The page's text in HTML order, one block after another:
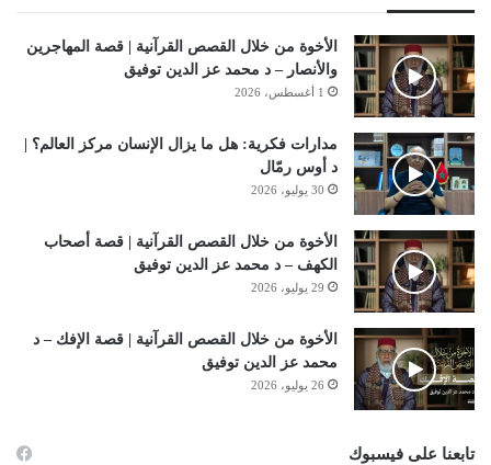
الأخوة من خلال القصص القرآنية | قصة المهاجرين
والأنصار – د محمد عز الدين توفيق
1 أغسطس، 2026
مدارات فكرية: هل ما يزال الإنسان مركز العالم؟ |
د أوس رمّال
30 يوليو، 2026
الأخوة من خلال القصص القرآنية | قصة أصحاب
الكهف – د محمد عز الدين توفيق
29 يوليو، 2026
الأخوة من خلال القصص القرآنية | قصة الإفك – د
محمد عز الدين توفيق
26 يوليو، 2026
تابعنا على فيسبوك